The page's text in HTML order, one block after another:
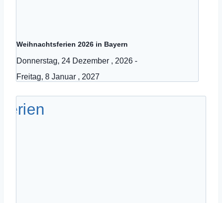
Weihnachtsferien 2026 in Bayern
Donnerstag, 24 Dezember , 2026 -
Freitag, 8 Januar , 2027